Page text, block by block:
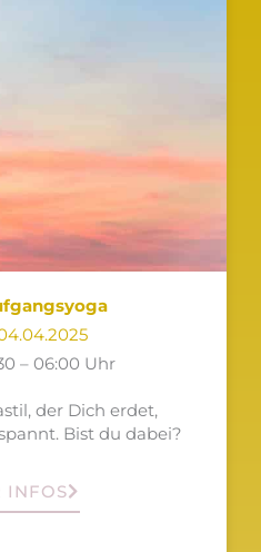
– 06:00 Uhr
der Dich erdet,
Bist du dabei?
INFOS